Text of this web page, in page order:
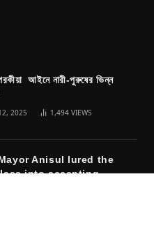
আইনে নারী-পুরুষের ভিন্ন
2025 1,494 VIEWS
Anisul lured the
into accepting